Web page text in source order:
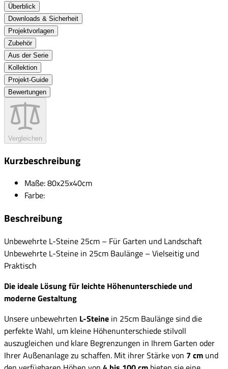
Überblick
Downloads & Sicherheit
Projektvorlagen
Zubehör
Aus der Serie
Kollektion
Projekt-Guide
Bewertungen
Vergleichen
Kurzbeschreibung
Maße: 80x25x40cm
Farbe:
Beschreibung
Unbewehrte L-Steine 25cm – Für Garten und Landschaft
Unbewehrte L-Steine in 25cm Baulänge – Vielseitig und
Praktisch
Die ideale Lösung für leichte Höhenunterschiede und
moderne Gestaltung
Unsere unbewehrten L-Steine in 25cm Baulänge sind die
perfekte Wahl, um kleine Höhenunterschiede stilvoll
auszugleichen und klare Begrenzungen in Ihrem Garten oder
Ihrer Außenanlage zu schaffen. Mit ihrer Stärke von 7 cm und